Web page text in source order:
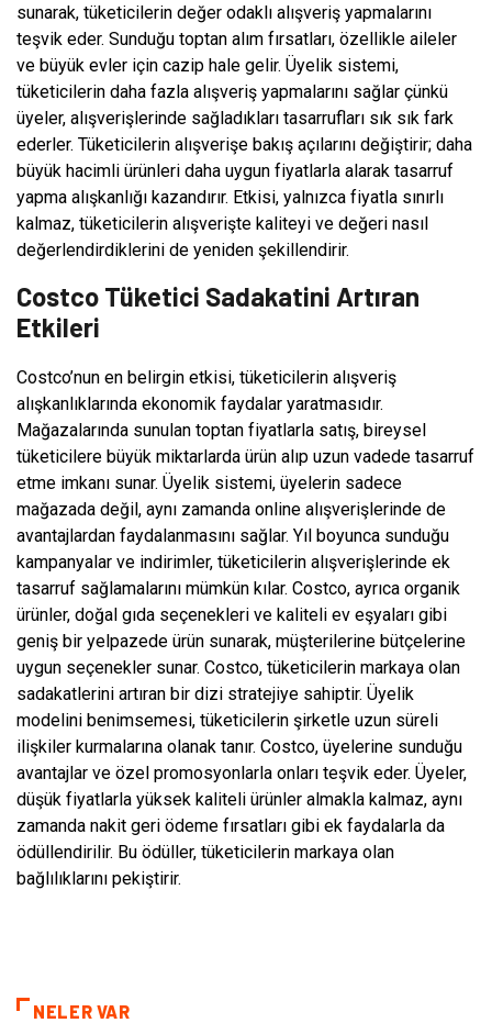
sunarak, tüketicilerin değer odaklı alışveriş yapmalarını
teşvik eder. Sunduğu toptan alım fırsatları, özellikle aileler
ve büyük evler için cazip hale gelir. Üyelik sistemi,
tüketicilerin daha fazla alışveriş yapmalarını sağlar çünkü
üyeler, alışverişlerinde sağladıkları tasarrufları sık sık fark
ederler. Tüketicilerin alışverişe bakış açılarını değiştirir; daha
büyük hacimli ürünleri daha uygun fiyatlarla alarak tasarruf
yapma alışkanlığı kazandırır. Etkisi, yalnızca fiyatla sınırlı
kalmaz, tüketicilerin alışverişte kaliteyi ve değeri nasıl
değerlendirdiklerini de yeniden şekillendirir.
Costco Tüketici Sadakatini Artıran
Etkileri
Costco’nun en belirgin etkisi, tüketicilerin alışveriş
alışkanlıklarında ekonomik faydalar yaratmasıdır.
Mağazalarında sunulan toptan fiyatlarla satış, bireysel
tüketicilere büyük miktarlarda ürün alıp uzun vadede tasarruf
etme imkanı sunar. Üyelik sistemi, üyelerin sadece
mağazada değil, aynı zamanda online alışverişlerinde de
avantajlardan faydalanmasını sağlar. Yıl boyunca sunduğu
kampanyalar ve indirimler, tüketicilerin alışverişlerinde ek
tasarruf sağlamalarını mümkün kılar. Costco, ayrıca organik
ürünler, doğal gıda seçenekleri ve kaliteli ev eşyaları gibi
geniş bir yelpazede ürün sunarak, müşterilerine bütçelerine
uygun seçenekler sunar. Costco, tüketicilerin markaya olan
sadakatlerini artıran bir dizi stratejiye sahiptir. Üyelik
modelini benimsemesi, tüketicilerin şirketle uzun süreli
ilişkiler kurmalarına olanak tanır. Costco, üyelerine sunduğu
avantajlar ve özel promosyonlarla onları teşvik eder. Üyeler,
düşük fiyatlarla yüksek kaliteli ürünler almakla kalmaz, aynı
zamanda nakit geri ödeme fırsatları gibi ek faydalarla da
ödüllendirilir. Bu ödüller, tüketicilerin markaya olan
bağlılıklarını pekiştirir.
NELER VAR